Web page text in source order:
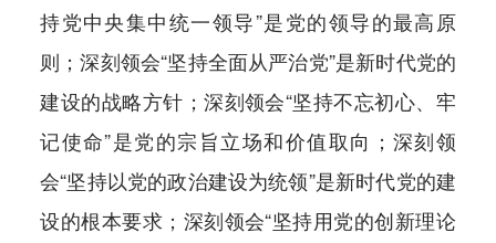
持党中央集中统一领导”是党的领导的最高原
则；深刻领会“坚持全面从严治党”是新时代党的
建设的战略方针；深刻领会“坚持不忘初心、牢
记使命”是党的宗旨立场和价值取向；深刻领
会“坚持以党的政治建设为统领”是新时代党的建
设的根本要求；深刻领会“坚持用党的创新理论